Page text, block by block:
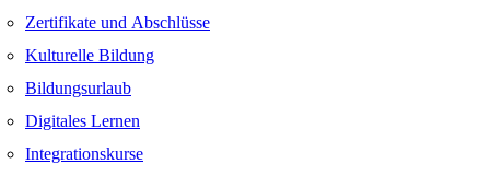
Zertifikate und Abschlüsse
Kulturelle Bildung
Bildungsurlaub
Digitales Lernen
Integrationskurse